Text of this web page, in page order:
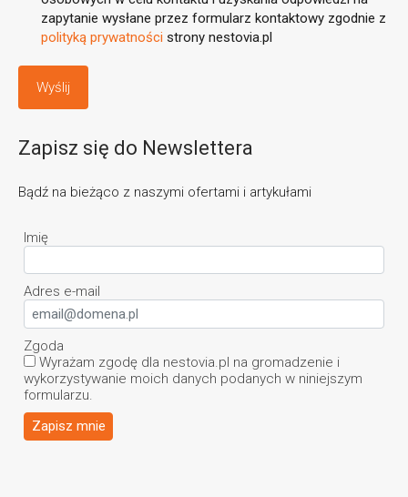
zapytanie wysłane przez formularz kontaktowy zgodnie z
polityką prywatności strony nestovia.pl
Zapisz się do Newslettera
Bądź na bieżąco z naszymi ofertami i artykułami
Imię
Adres e-mail
Zgoda
Wyrażam zgodę dla nestovia.pl na gromadzenie i
wykorzystywanie moich danych podanych w niniejszym
formularzu.
Zapisz mnie